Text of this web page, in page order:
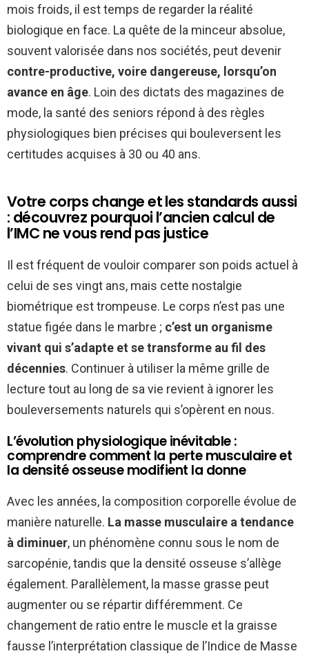
mois froids, il est temps de regarder la réalité
biologique en face. La quête de la minceur absolue,
souvent valorisée dans nos sociétés, peut devenir
contre-productive, voire dangereuse, lorsqu’on
avance en âge. Loin des dictats des magazines de
mode, la santé des seniors répond à des règles
physiologiques bien précises qui bouleversent les
certitudes acquises à 30 ou 40 ans.
Votre corps change et les standards aussi
: découvrez pourquoi l’ancien calcul de
l’IMC ne vous rend pas justice
Il est fréquent de vouloir comparer son poids actuel à
celui de ses vingt ans, mais cette nostalgie
biométrique est trompeuse. Le corps n’est pas une
statue figée dans le marbre ; c’est un organisme
vivant qui s’adapte et se transforme au fil des
décennies. Continuer à utiliser la même grille de
lecture tout au long de sa vie revient à ignorer les
bouleversements naturels qui s’opèrent en nous.
L’évolution physiologique inévitable :
comprendre comment la perte musculaire et
la densité osseuse modifient la donne
Avec les années, la composition corporelle évolue de
manière naturelle. La masse musculaire a tendance
à diminuer, un phénomène connu sous le nom de
sarcopénie, tandis que la densité osseuse s’allège
également. Parallèlement, la masse grasse peut
augmenter ou se répartir différemment. Ce
changement de ratio entre le muscle et la graisse
fausse l’interprétation classique de l’Indice de Masse